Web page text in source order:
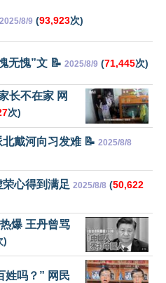
2025/8/9 (93,923次)
无愧”文 📝 2025/8/9 (71,445次)
长不在家 网
次)
戴河向习发难 📝 2025/8/8
心得到满足 2025/8/8 (50,622
爆 王丹曾骂
)
姓吗？” 网民